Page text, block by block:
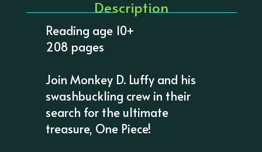
Description
Reading age 10+
208 pages
Join Monkey D. Luffy and his
swashbuckling crew in their
search for the ultimate
treasure, One Piece!